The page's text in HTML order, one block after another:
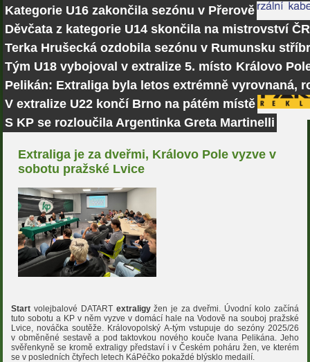
Kategorie U16 zakončila sezónu v Přerově
Děvčata z kategorie U14 skončila na mistrovství
Terka Hrušecká ozdobila sezónu v Rumunsku
Tým U18 vybojoval v extralize 5. místo Královo
Pelikán: Extraliga byla letos extrémně vyrovnaná,
V extralize U22 končí Brno na pátém místě
S KP se rozloučila Argentinka Greta Martinelli
Extraliga je za dveřmi, Královo Pole vyzve v
sobotu pražské Lvice
Start volejbalové DATART extraligyžen je za dveřmi. Úvodní kolo začíná
tuto sobotu a KP v něm vyzve v domácí hale na Vodově na souboj pražské
Lvice, nováčka soutěže. Královopolský A-tým vstupuje do sezóny 2025/26
v obměněné sestavě a pod taktovkou nového kouče Ivana Pelikána. Jeho
svěřenkyně se kromě extraligy představí i v Českém poháru žen, ve kterém
se v posledních čtyřech letech KáPéčko pokaždé blýsklo medailí.